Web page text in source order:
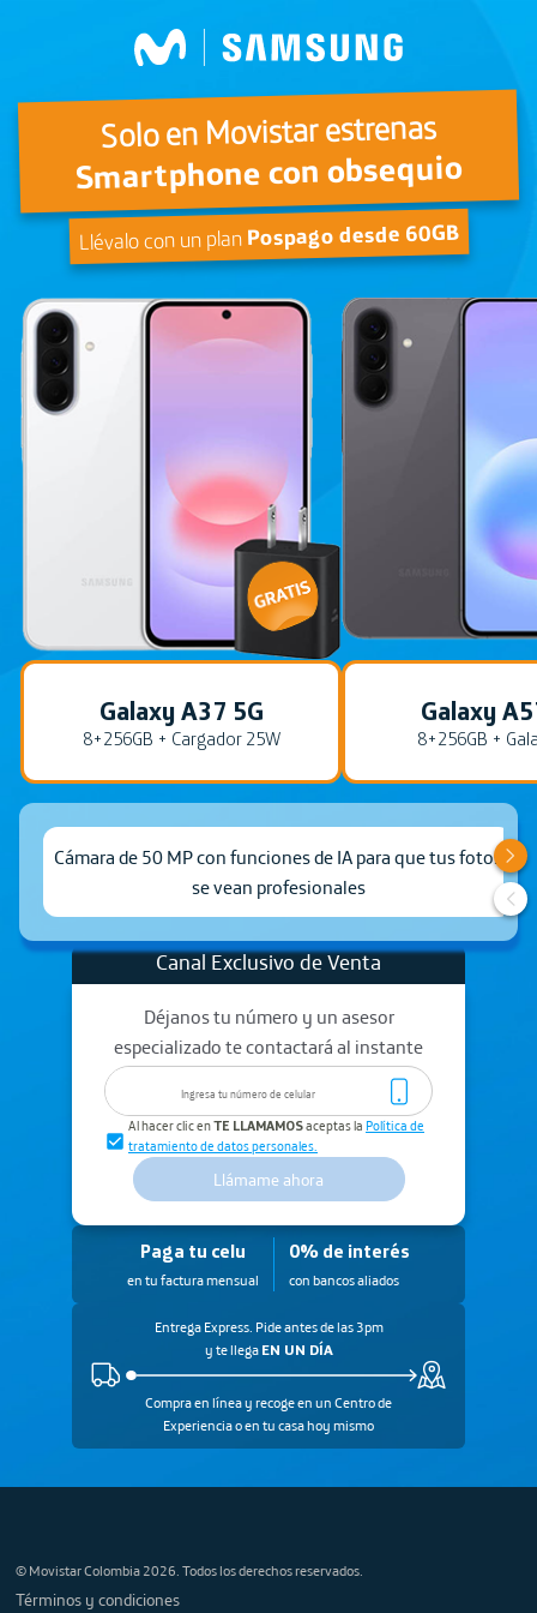
Solo en Movistar estrenas
Smartphone con obsequio
Llévalo con un planPospago desde 60GB
Galaxy A37 5G
8+256GB + Cargador 25W
Galaxy
8+256GB +
Cámara de 50 MP con funciones de IA para que tus fotos
se vean profesionales
Canal Exclusivo de Venta
Déjanos tu número y un asesor
especializado te contactará al instante
Al hacer clic enTE LLAMAMOSaceptas la Política de
tratamiento de datos personales.
Llámame ahora
Paga tu celu
en tu factura mensual
0% de interés
con bancos aliados
Entrega Express. Pide antes de las 3pm
y te llega EN UN DÍA
Compra en línea y recoge en un Centro de
Experiencia o en tu casa hoy mismo
© Movistar Colombia 2026. Todos los derechos reservados.
Términos y condiciones